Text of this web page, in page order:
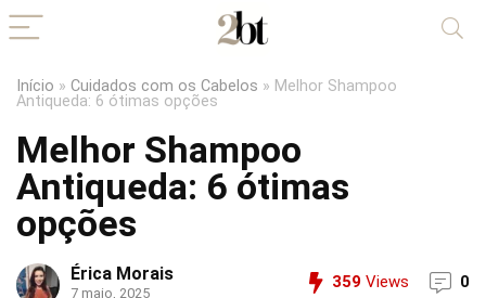
Início » Cuidados com os Cabelos » Melhor Shampoo
Antiqueda: 6 ótimas opções
Melhor Shampoo
Antiqueda: 6 ótimas
opções
Érica Morais
7 maio, 2025
359 Views 0